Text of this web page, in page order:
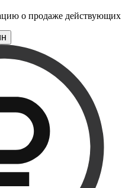
о продаже действующих